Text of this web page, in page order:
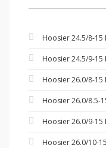
Hoosier 24.5/8-15
Hoosier 24.5/9-15
Hoosier 26.0/8-15
Hoosier 26.0/8.5-
Hoosier 26.0/9-15
Hoosier 26.0/10-